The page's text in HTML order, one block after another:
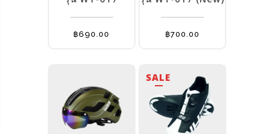
options
product
page
฿690.00
options
on
the
product
฿700.00
SALE